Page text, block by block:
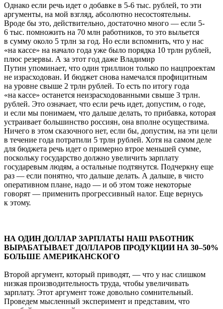
Однако если речь идет о добавке в 5-6 тыс. рублей, то эти
аргументы, на мой взгляд, абсолютно несостоятельны.
Вроде бы это, действительно, достаточно много — если 5-
6 тыс. помножить на 70 млн работников, то это выльется
в сумму около 5 трлн за год. Но если вспомнить, что у нас
«на кассе» на начало года уже было порядка 10 трлн рублей,
плюс резервы. А за этот год даже Владимир
Путин упоминает, что один триллион только по нацпроектам
не израсходован. И бюджет снова намечался профицитным
на уровне свыше 2 трлн рублей. То есть по итогу года
«на кассе» останется неизрасходованными свыше 3 трлн.
рублей. Это означает, что если речь идет, допустим, о годе,
и если мы понимаем, что дальше делать, то прибавка, которая
устраивает большинство россиян, она вполне осуществима.
Ничего в этом сказочного нет, если бы, допустим, на эти цели
в течение года потратили 5 трлн рублей. Хотя на самом деле
для бюджета речь идет о примерно втрое меньшей сумме,
поскольку государство должно увеличить зарплату
государевым людям, а остальные подтянутся. Подчеркну еще
раз — если понятно, что дальше делать. А дальше, в чисто
оперативном плане, надо — и об этом тоже некоторые
говорят — применить прогрессивный налог. Еще вернусь
к этому.
НА ОДИН ДОЛЛАР ЗАРПЛАТЫ НАШ РАБОТНИК
ВЫРАБАТЫВАЕТ ДОЛЛАРОВ ПРОДУКЦИИ НА 30–50%
БОЛЬШЕ АМЕРИКАНСКОГО
Второй аргумент, который приводят, — что у нас слишком
низкая производительность труда, чтобы увеличивать
зарплату. Этот аргумент тоже довольно сомнительный.
Проведем мысленный эксперимент и представим, что